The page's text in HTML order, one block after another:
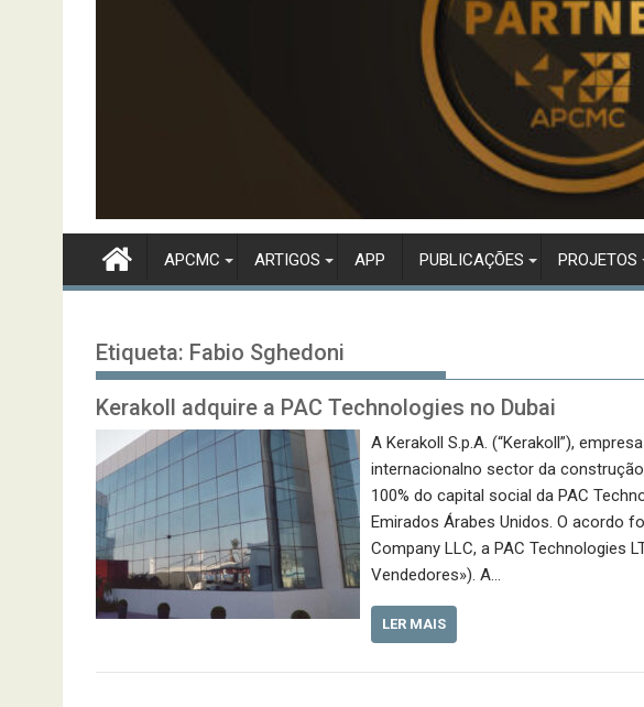
APCMC ARTIGOS APP PUBLICAÇÕES PROJETOS
Etiqueta: Fabio Sghedoni
Kerakoll adquire a PAC Technologies no Dubai
A Kerakoll S.p.A. (“Kerakoll”),
internacionalno sector da
100% do capital social da PAC
Emirados Árabes Unidos. O acordo
Company LLC, a PAC Technologies
Vendedores»). A…
LER MAIS